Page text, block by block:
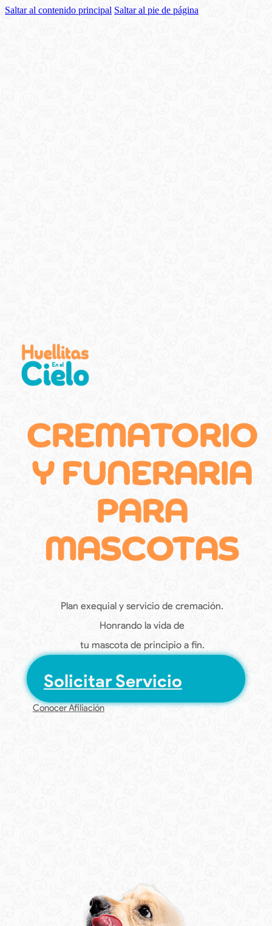
Saltar al contenido principal Saltar al pie de página
CREMATORIO
Y FUNERARIA
PARA
MASCOTAS
Plan exequial y servicio de cremación.
Honrando la vida de
tu mascota de principio a fin.
Solicitar Servicio
Conocer Afiliación